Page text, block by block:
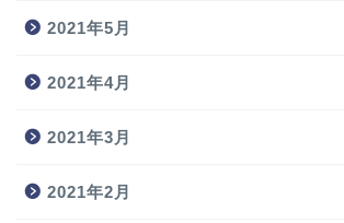
2021年5月
2021年4月
2021年3月
2021年2月